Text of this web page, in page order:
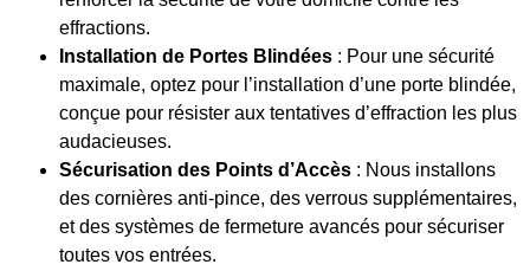
effractions.
Installation de Portes Blindées : Pour une sécurité
maximale, optez pour l’installation d’une porte blindée,
conçue pour résister aux tentatives d’effraction les plus
audacieuses.
Sécurisation des Points d’Accès : Nous installons
des cornières anti-pince, des verrous supplémentaires,
et des systèmes de fermeture avancés pour sécuriser
toutes vos entrées.